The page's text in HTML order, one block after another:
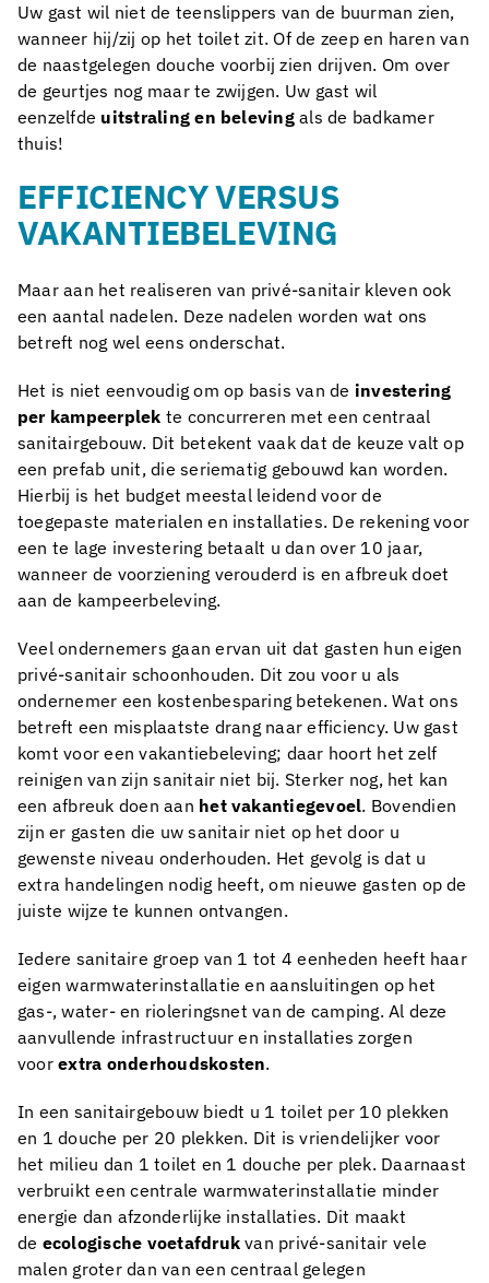
Uw gast wil niet de teenslippers van de buurman zien,
wanneer hij/zij op het toilet zit. Of de zeep en haren van
de naastgelegen douche voorbij zien drijven. Om over
de geurtjes nog maar te zwijgen. Uw gast wil
eenzelfde uitstraling en belevingals de badkamer
thuis!
EFFICIENCY VERSUS
VAKANTIEBELEVING
Maar aan het realiseren van privé-sanitair kleven ook
een aantal nadelen. Deze nadelen worden wat ons
betreft nog wel eens onderschat.
Het is niet eenvoudig om op basis van de investering
per kampeerplek te concurreren met een centraal
sanitairgebouw. Dit betekent vaak dat de keuze valt op
een prefab unit, die seriematig gebouwd kan worden.
Hierbij is het budget meestal leidend voor de
toegepaste materialen en installaties. De rekening voor
een te lage investering betaalt u dan over 10 jaar,
wanneer de voorziening verouderd is en afbreuk doet
aan de kampeerbeleving.
Veel ondernemers gaan ervan uit dat gasten hun eigen
privé-sanitair schoonhouden. Dit zou voor u als
ondernemer een kostenbesparing betekenen. Wat ons
betreft een misplaatste drang naar efficiency. Uw gast
komt voor een vakantiebeleving; daar hoort het zelf
reinigen van zijn sanitair niet bij. Sterker nog, het kan
een afbreuk doen aan het vakantiegevoel. Bovendien
zijn er gasten die uw sanitair niet op het door u
gewenste niveau onderhouden. Het gevolg is dat u
extra handelingen nodig heeft, om nieuwe gasten op de
juiste wijze te kunnen ontvangen.
Iedere sanitaire groep van 1 tot 4 eenheden heeft haar
eigen warmwaterinstallatie en aansluitingen op het
gas-, water- en rioleringsnet van de camping. Al deze
aanvullende infrastructuur en installaties zorgen
voorextra onderhoudskosten.
In een sanitairgebouw biedt u 1 toilet per 10 plekken
en 1 douche per 20 plekken. Dit is vriendelijker voor
het milieu dan 1 toilet en 1 douche per plek. Daarnaast
verbruikt een centrale warmwaterinstallatie minder
energie dan afzonderlijke installaties. Dit maakt
de ecologische voetafdruk van privé-sanitair vele
malen groter dan van een centraal gelegen